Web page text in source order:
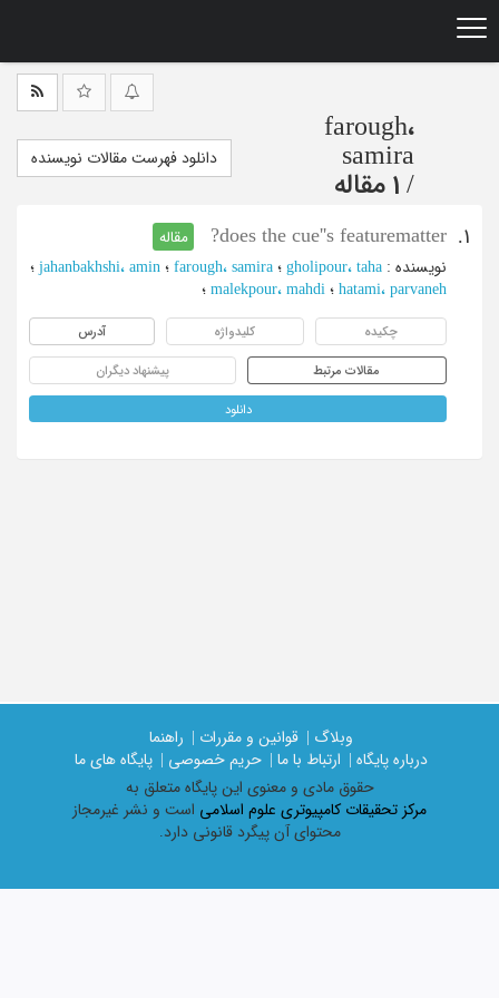
farough،
samira
/ 1 مقاله
دانلود فهرست مقالات نویسنده
1.
does the cue''s featurematter?
مقاله
نویسنده : gholipour، taha ؛ farough، samira ؛ jahanbakhshi، amin ؛
hatami، parvaneh ؛ malekpour، mahdi ؛
چکیده کلیدواژه آدرس
مقالات مرتبط پیشنهاد دیگران
دانلود
وبلاگ | قوانین و مقررات |
راهنما
درباره پایگاه |
ارتباط با ما | حریم خصوصی |
پایگاه های ما
حقوق مادی و معنوی اين پايگاه متعلق به
مرکز تحقیقات کامپیوتری علوم اسلامی است و نشر غیرمجاز
محتوای آن پیگرد قانونی دارد.